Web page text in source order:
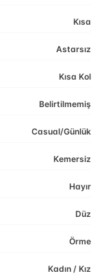
Kısa
Astarsız
Kısa Kol
Belirtilmemiş
Casual/Günlük
Kemersiz
Hayır
Düz
Örme
Kadın / Kız